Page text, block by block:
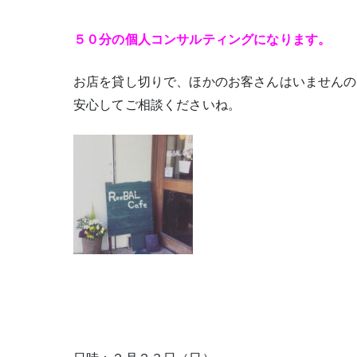
５０分の個人コンサルティングになります。
お店を貸し切りで、ほかのお客さんはいません
安心してご相談くださいね。